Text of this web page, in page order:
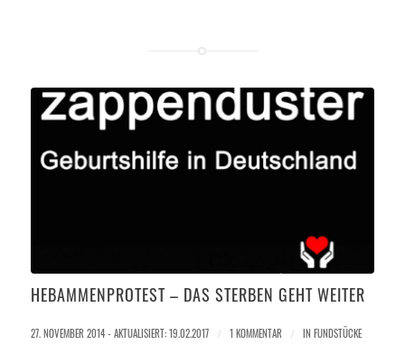
HEBAMMENPROTEST – DAS STERBEN GEHT WEITER
27. NOVEMBER 2014 - AKTUALISIERT: 19.02.2017 / 1 KOMMENTAR / IN FUNDSTÜCKE